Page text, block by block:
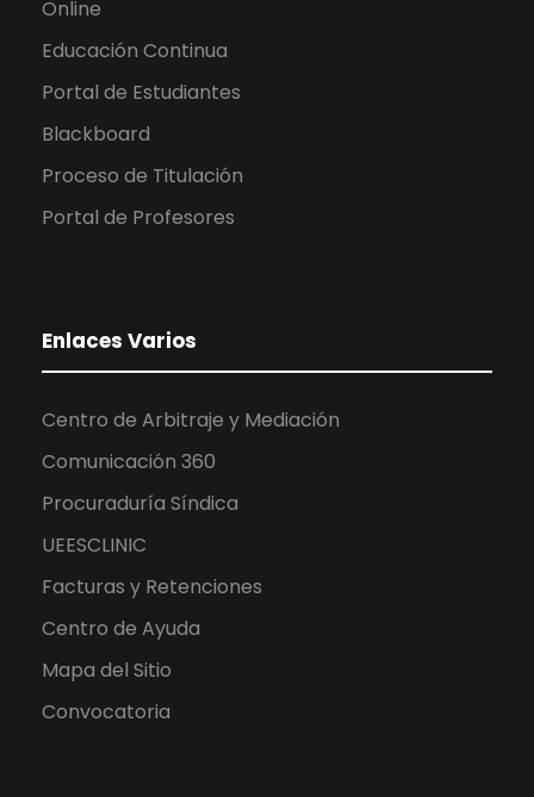
Online
Educación Continua
Portal de Estudiantes
Blackboard
Proceso de Titulación
Portal de Profesores
Enlaces Varios
Centro de Arbitraje y Mediación
Comunicación 360
Procuraduría Síndica
UEESCLINIC
Facturas y Retenciones
Centro de Ayuda
Mapa del Sitio
Convocatoria